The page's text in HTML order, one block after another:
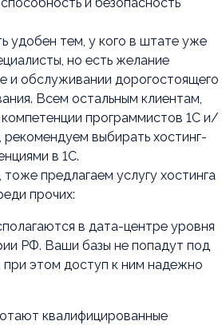
удобен тем, у кого в штате уже
но есть желание
и обслуживании дорогостоящего
Всем остальным клиентам,
программистов 1С и/
рекомендуем выбирать хостинг-
в 1С.
предлагаем услугу хостинга
прочих:
в дата-центре уровня
РФ. Ваши базы не попадут под
при этом доступ к ним надежно
квалифицированные